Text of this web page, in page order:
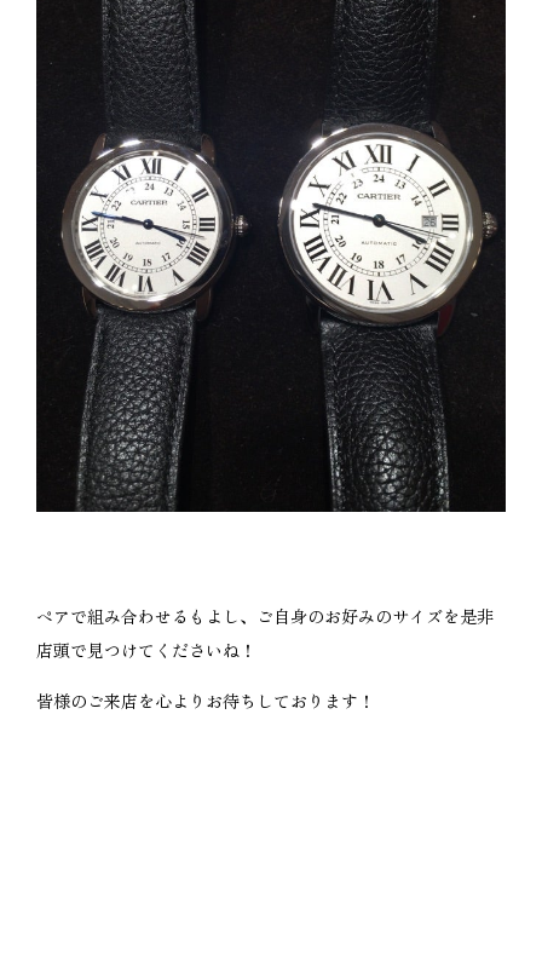
ペアで組み合わせるもよし、ご自身のお好みのサイズを是非
店頭で見つけてくださいね！
皆様のご来店を心よりお待ちしております！